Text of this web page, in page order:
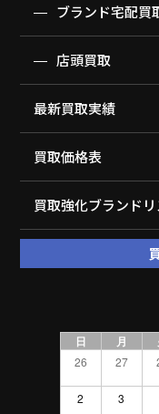
ブランド宅配買
店頭買取
最新買取実績
買取価格表
買取強化ブランドリ
日 月
26 27
2 3